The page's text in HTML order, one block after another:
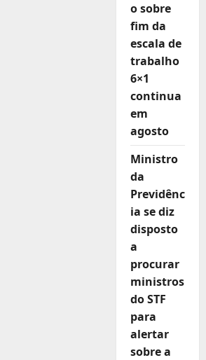
o sobre
fim da
escala de
trabalho
6×1
continua
em
agosto
Ministro
da
Previdênc
ia se diz
disposto
a
procurar
ministros
do STF
para
alertar
sobre a